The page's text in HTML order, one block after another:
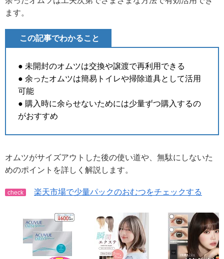
ます。
この記事でわかること
● 未開封のオムツは交換や譲渡で再利用できる
● 余ったオムツは簡易トイレや掃除道具として活用
可能
● 購入時に余らせないためには少量ずつ購入するの
がおすすめ
オムツがサイズアウトした後の使い道や、無駄にしないた
めのポイントを詳しく解説します。
check 楽天市場で少量パックのおむつをチェックする